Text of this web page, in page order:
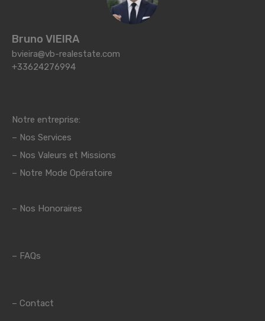
Bruno VIEIRA
bvieira@vb-realestate.com
+33624276994
Notre entreprise:
– Nos Services
– Nos Valeurs et Missions
– Notre Mode Opératoire
– Nos Honoraires
– FAQs
– Contact